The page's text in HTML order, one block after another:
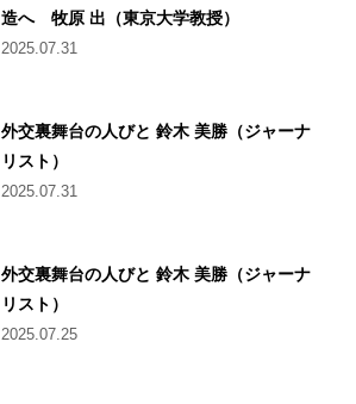
造へ 牧原 出（東京大学教授）
2025.07.31
外交裏舞台の人びと 鈴木 美勝（ジャーナ
リスト）
2025.07.31
外交裏舞台の人びと 鈴木 美勝（ジャーナ
リスト）
2025.07.25